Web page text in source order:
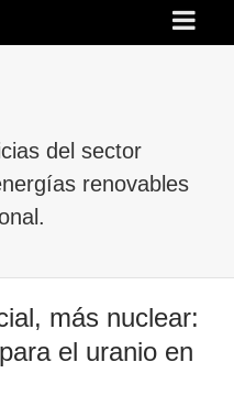
del sector
renovables
más nuclear:
el uranio en